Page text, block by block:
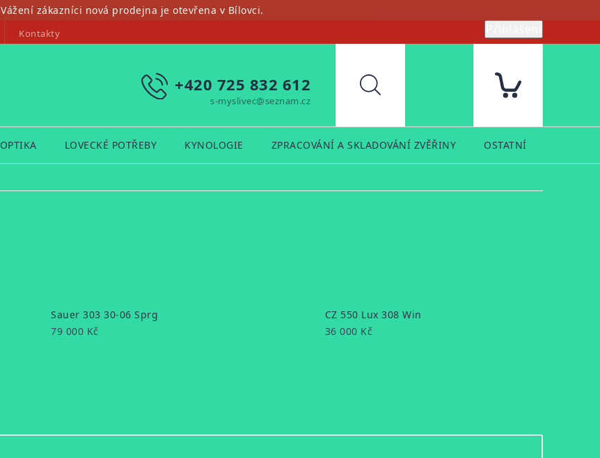
Vážení zákazníci nová prodejna je otevřena v Bílovci.
Kontakty
+420 725 832 612
s-myslivec@seznam.cz
Hledat
OPTIKA LOVECKÉ POTŘEBY KYNOLOGIE ZPRACOVÁNÍ A SKLADOVÁNÍ ZVĚŘINY OSTATNÍ
Sauer 303 30-06 Sprg
79 000 Kč
CZ 550 Lux 308 Win
36 000 Kč